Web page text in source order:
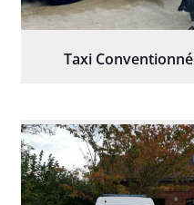
Taxi Conventionné